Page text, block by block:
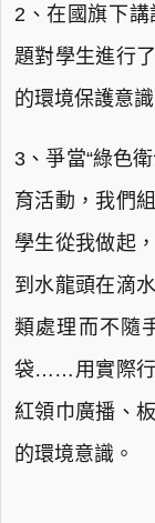
2、在國旗下
題對學生進行
的環境保護意識
3、爭當“綠色
育活動，我們
學生從我做起
到水龍頭在滴
類處理而不隨
袋……用實際行
紅領巾廣播、
的環境意識。